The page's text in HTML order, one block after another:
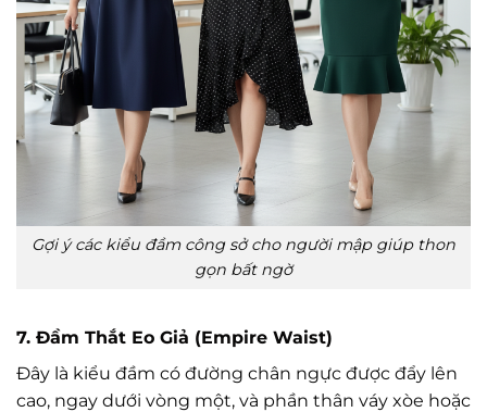
Gợi ý các kiểu đầm công sở cho người mập giúp thon
gọn bất ngờ
7. Đầm Thắt Eo Giả (Empire Waist)
Đây là kiểu đầm có đường chân ngực được đẩy lên
cao, ngay dưới vòng một, và phần thân váy xòe hoặc